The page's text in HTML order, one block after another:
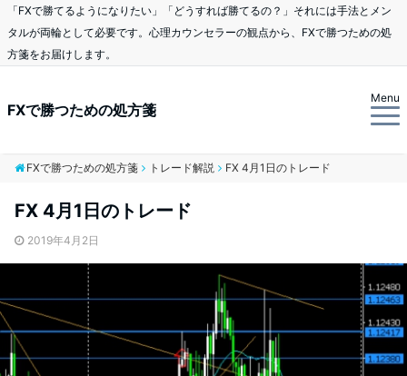
「FXで勝てるようになりたい」「どうすれば勝てるの？」それには手法とメン
タルが両輪として必要です。心理カウンセラーの観点から、FXで勝つための処
方箋をお届けします。
FXで勝つための処方箋
Menu
FXで勝つための処方箋 トレード解説 FX 4月1日のトレード
FX 4月1日のトレード
2019年4月2日